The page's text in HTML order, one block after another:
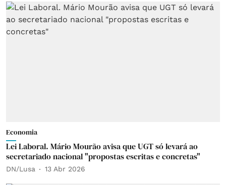
Economia
Lei Laboral. Mário Mourão avisa que UGT só levará ao
secretariado nacional "propostas escritas e concretas"
DN/Lusa 13 Abr 2026